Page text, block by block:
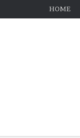
HOME